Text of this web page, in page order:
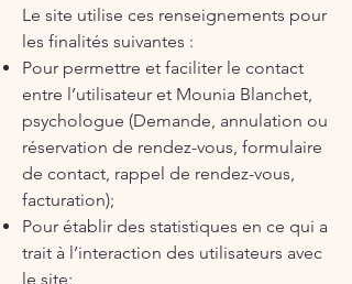
Le site utilise ces renseignements pour
les finalités suivantes :
Pour permettre et faciliter le contact
entre l’utilisateur et Mounia Blanchet,
psychologue (Demande, annulation ou
réservation de rendez-vous, formulaire
de contact, rappel de rendez-vous,
facturation);
Pour établir des statistiques en ce qui a
trait à l’interaction des utilisateurs avec
le site;